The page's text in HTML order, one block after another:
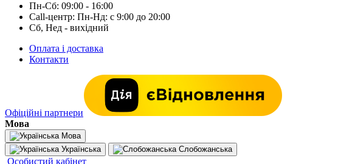
Пн-Сб: 09:00 - 16:00
Call-центр: Пн-Нд: с 9:00 до 20:00
Сб, Нед - вихідний
Оплата і доставка
Контакти
Офіційні партнери
Мова
Мова
Українська
Слобожанська
Особистий кабінет